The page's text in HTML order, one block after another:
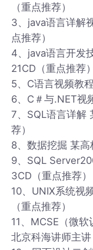
（重点推荐）
3、java语言详解
点推荐）
4、java语言开发
21CD（重点推荐）
5、C语言视频教
6、C＃与.NET视
7、SQL语言详解
荐）
8、数据挖掘 某
9、SQL
3CD（重点推荐）
10、UNIX系统视
（重点推荐）
11、MCSE（微
北京科海讲师主讲